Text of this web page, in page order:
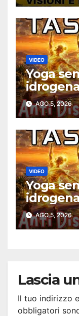
VIDEO
Yoga
AGO 5, 2026
VIDEO
Yoga
AGO 5, 2026
Lascia
Il tuo indirizzo
obbligatori